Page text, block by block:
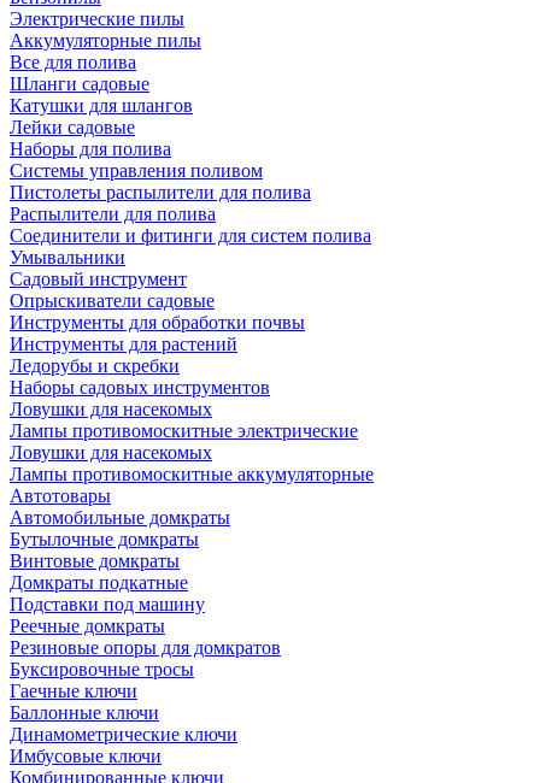
Электрические пилы
Аккумуляторные пилы
Все для полива
Шланги садовые
Катушки для шлангов
Лейки садовые
Наборы для полива
Системы управления поливом
Пистолеты распылители для полива
Распылители для полива
Соединители и фитинги для систем полива
Умывальники
Садовый инструмент
Опрыскиватели садовые
Инструменты для обработки почвы
Инструменты для растений
Ледорубы и скребки
Наборы садовых инструментов
Ловушки для насекомых
Лампы противомоскитные электрические
Ловушки для насекомых
Лампы противомоскитные аккумуляторные
Автотовары
Автомобильные домкраты
Бутылочные домкраты
Винтовые домкраты
Домкраты подкатные
Подставки под машину
Реечные домкраты
Резиновые опоры для домкратов
Буксировочные тросы
Гаечные ключи
Баллонные ключи
Динамометрические ключи
Имбусовые ключи
Комбинированные ключи